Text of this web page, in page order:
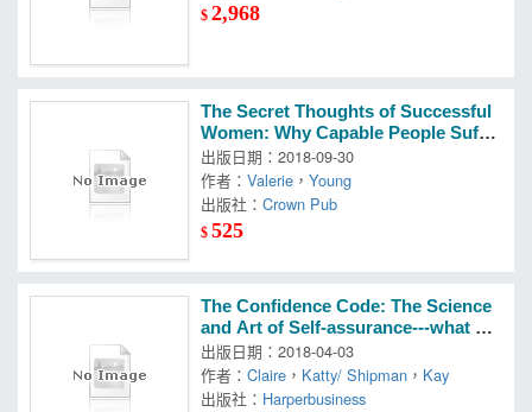
$2,968
The Secret Thoughts of Successful
Women: Why Capable People Suffer
from the Impostor Syndrome and H
ow to Thrive in Spite of It
出版日期：2018-09-30
作者：Valerie ，Young
出版社：Crown Pub
$525
The Confidence Code: The Science
and Art of Self-assurance---what W
omen Should Know
出版日期：2018-04-03
作者：Claire ， Katty/ Shipman ， Kay
出版社： Harperbusiness